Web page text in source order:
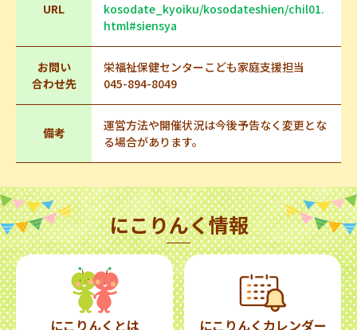
URL
kosodate_kyoiku/kosodateshien/chil01.
html#siensya
お問い
合わせ先
栄福祉保健センターこども家庭支援担当
045-894-8049
備考
運営方法や開催状況は今後予告なく変更とな
る場合があります。
にこりんく情報
にこりんくとは にこりんくカレンダー